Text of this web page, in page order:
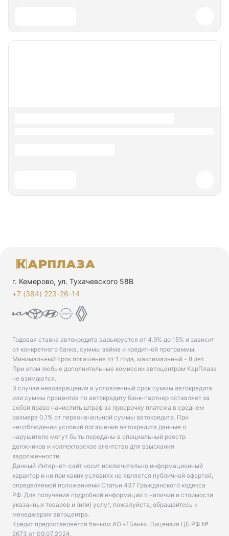
г. Кемерово, ул. Тухачевского 58В
+7 (384) 223-26-14‬
Годовая ставка автокредита варьируется от 4.9% до 15% и зависит
от конкретного банка, суммы займа и кредитной программы.
Минимальный срок погашения от 1 года, максимальный - 8 лет.
При этом любые дополнительные комиссии автоцентром КарПлаза
не взимаются.
В случае невозвращения в условленный срок суммы автокредита
или суммы процентов по автокредиту банк-партнер оставляет за
собой право начислить штраф за просрочку платежа в среднем
размере 0,1% от первоначальной суммы автокредита. При
несоблюдении условий погашения автокредита данные о
нарушителе могут быть переданы в специальный реестр
должников и коллекторское агентство для взыскания
задолженности.
Данный Интернет-сайт носит исключительно информационный
характер и ни при каких условиях не является публичной офертой,
определяемой положениями Статьи 437 Гражданского кодекса
РФ. Для получения подробной информации о наличии и стоимости
указанных товаров и (или) услуг, пожалуйста, обращайтесь к
менеджерам автоцентра.
Кредит предоставляется банком АО «ТБанк». Лицензия ЦБ РФ №
2673 от 09.07.2024.